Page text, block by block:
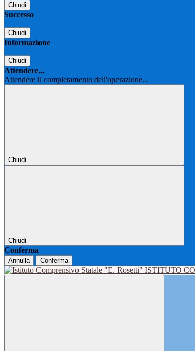
Chiudi
Successo
Chiudi
Informazione
Chiudi
Attendere...
Attendere il completamento dell'operazione...
Chiudi
Chiudi
Conferma
Annulla Conferma
ISTITUTO